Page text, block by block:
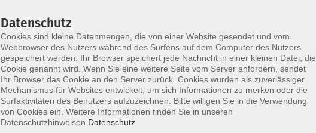
KI trifft PowerPoint: - Künstliche Intelligenz
für Präsentationen
NEU! Photoshop Creative Cloud Grundlagen -
Für absolute EinsteigerInnen
Datenschutz
Cookies sind kleine Datenmengen, die von einer Website gesendet und vom
Webbrowser des Nutzers während des Surfens auf dem Computer des Nutzers
gespeichert werden. Ihr Browser speichert jede Nachricht in einer kleinen Datei, die
Cookie genannt wird. Wenn Sie eine weitere Seite vom Server anfordern, sendet
Ihr Browser das Cookie an den Server zurück. Cookies wurden als zuverlässiger
Mechanismus für Websites entwickelt, um sich Informationen zu merken oder die
Surfaktivitäten des Benutzers aufzuzeichnen. Bitte willigen Sie in die Verwendung
von Cookies ein. Weitere Informationen finden Sie in unseren
Datenschutzhinweisen. Datenschutz